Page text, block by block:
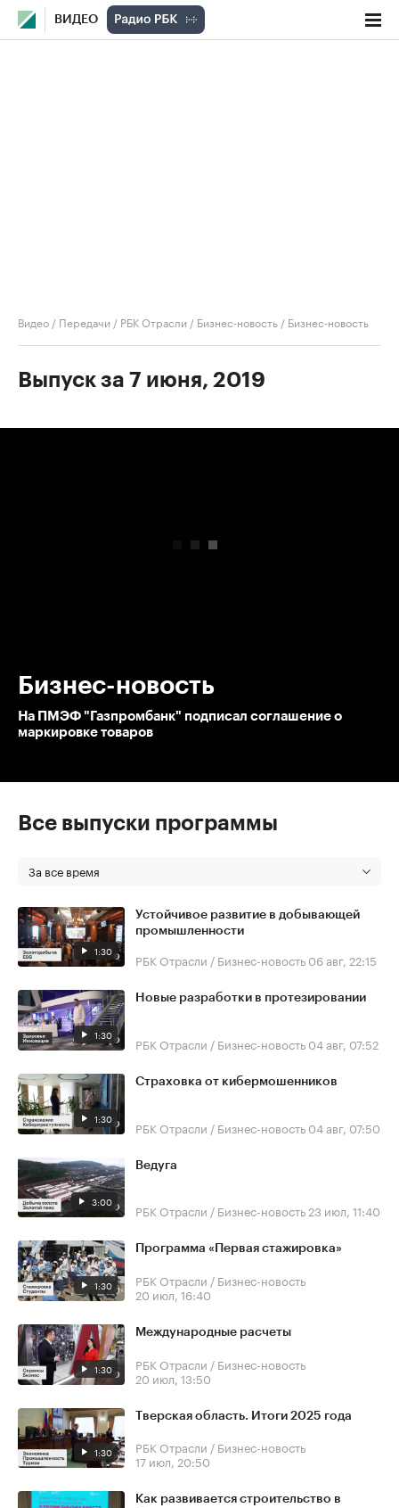
ВИДЕО
Видео / Передачи / РБК Отрасли / Бизнес-новость / Бизнес-новость
Выпуск за 7 июня, 2019
Бизнес-новость
На ПМЭФ "Газпромбанк" подписал соглашение о
маркировке товаров
Все выпуски программы
За все время
1:30
Устойчивое развитие в добывающей
промышленности
РБК Отрасли / Бизнес-новость 06 авг, 22:15
1:30
Новые разработки в протезировании
РБК Отрасли / Бизнес-новость 04 авг, 07:52
1:30
Страховка от кибермошенников
РБК Отрасли / Бизнес-новость 04 авг, 07:50
3:00
Ведуга
РБК Отрасли / Бизнес-новость 23 июл, 11:40
1:30
Программа «Первая стажировка»
РБК Отрасли / Бизнес-новость
20 июл, 16:40
1:30
Международные расчеты
РБК Отрасли / Бизнес-новость
20 июл, 13:50
1:30
Тверская область. Итоги 2025 года
РБК Отрасли / Бизнес-новость
17 июл, 20:50
Как развивается строительство в